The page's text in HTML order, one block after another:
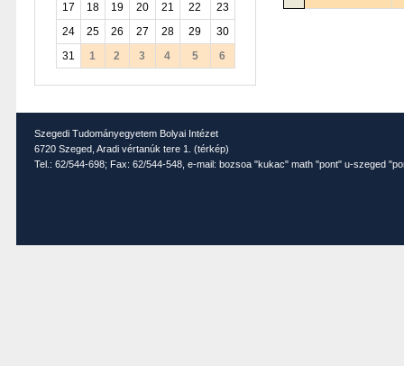
17
18 19 20 21 22
23
24
25 26 27 28 29
30
31
1 2 3 4 5 6
Szegedi Tudományegyetem Bolyai Intézet
6720 Szeged, Aradi vértanúk tere 1. (térkép)
Tel.: 62/544-698; Fax: 62/544-548, e-mail: bozsoa "kukac" math "pont" u-szeged